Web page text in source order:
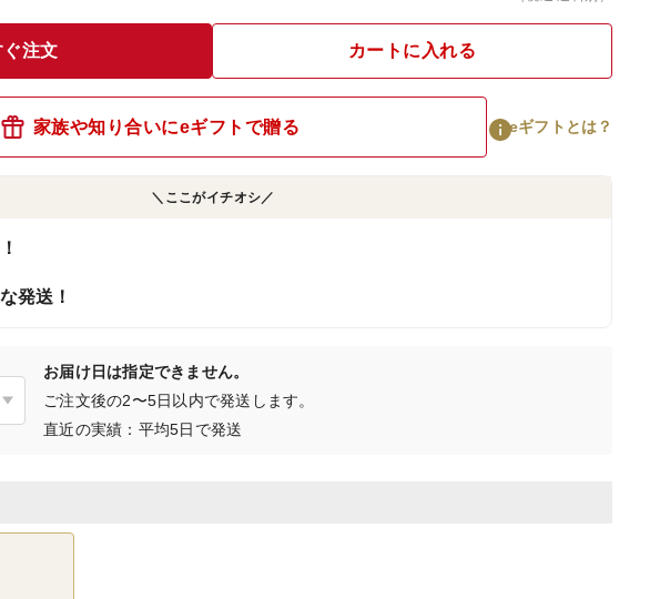
注文 カートに入れる
家族や知り合いにeギフトで贈る eギフトとは？
＼ここがイチオシ／
発送！
お届け日は指定できません。
ご注文後の2〜5日以内で発送します。
直近の実績：平均5日で発送